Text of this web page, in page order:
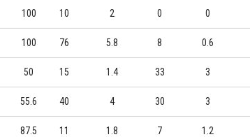
100 10 2 0 0
100 76 5.8 8 0.6
50 15 1.4 33 3
55.6 40 4 30 3
87.5 11 1.8 7 1.2